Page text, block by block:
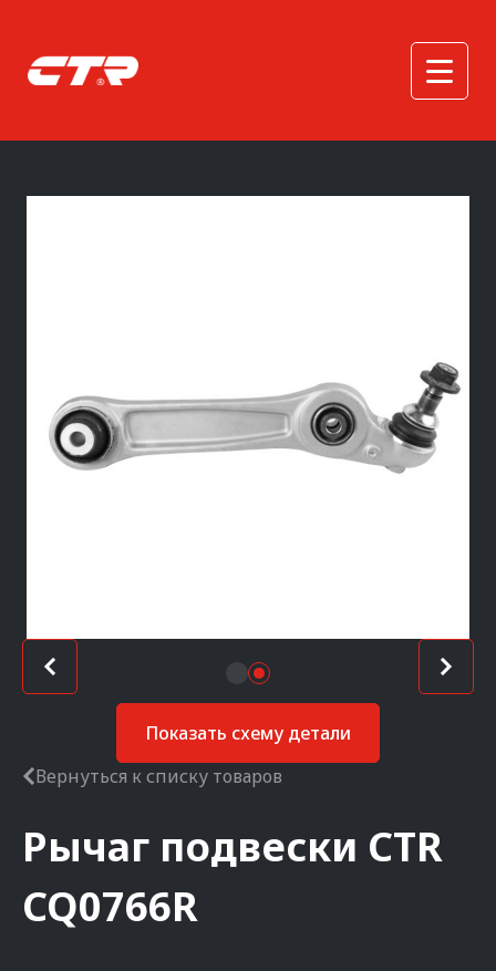
Показать схему детали
Вернуться к списку товаров
Рычаг подвески CTR
CQ0766R